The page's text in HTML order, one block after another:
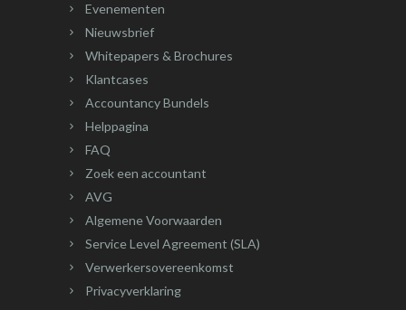
Evenementen
Nieuwsbrief
Whitepapers & Brochures
Klantcases
Accountancy Bundels
Helppagina
FAQ
Zoek een accountant
AVG
Algemene Voorwaarden
Service Level Agreement (SLA)
Verwerkersovereenkomst
Privacyverklaring